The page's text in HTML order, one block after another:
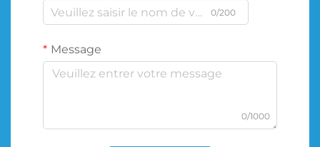
0/200
Message
0/1000